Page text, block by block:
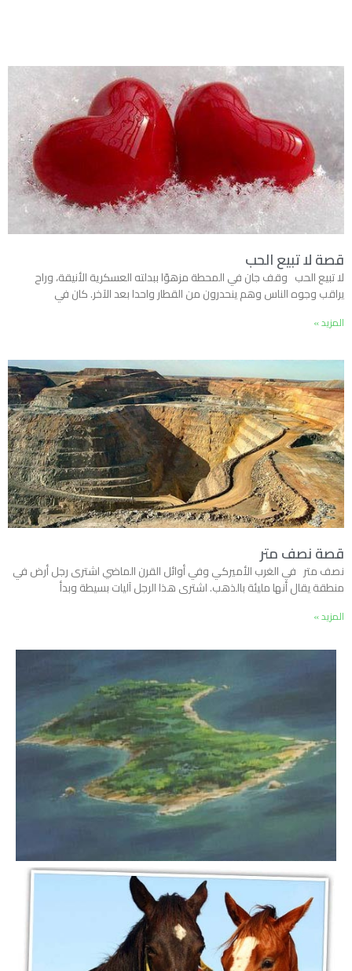
قصة لا تبيع الحب
لا تبيع الحب وقف جان في المحطة مزهوّا ببدلته العسكرية الأنيقة، وراح
يراقب وجوه الناس وهم ينحدرون من القطار واحدا بعد الآخر. كان في
المزيد »
قصة نصف متر
نصف متر في الغرب الأميركي وفي أوائل القرن الماضي اشترى رجل أرض في
منطقة يقال أنها مليئة بالذهب. اشترى هذا الرجل آليات بسيطة وبدأ
المزيد »